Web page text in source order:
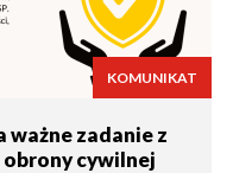
KOMUNIKAT
ważne zadanie z
cywilnej